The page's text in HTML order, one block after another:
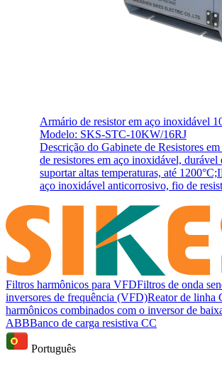
Armário de resistor em aço inoxidável
Modelo: SKS-STC-10KW/16RJ
Descrição do Gabinete de Resistores
de resistores em aço inoxidável, durável
suportar altas temperaturas, até
aço inoxidável anticorrosivo, fio de
Filtros harmônicos para VFDFiltros de onda
inversores de frequência (VFD)Reator de linha
harmônicos combinados com o inversor de
ABBBanco de carga resistiva CC
Português